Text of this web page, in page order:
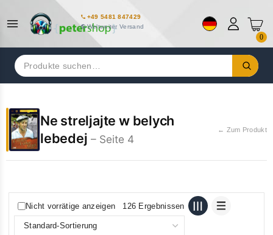
+49 5481 847429
Weltweiter Versand
0
Suchen
nach:
Ne streljajte w belych
lebedej – Seite 4
← Zum Produkt
Nicht vorrätige anzeigen 126 Ergebnissen